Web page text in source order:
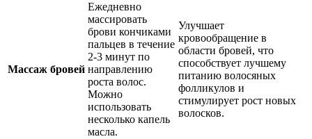
Массаж бровей
Ежедневно
массировать
брови кончиками
пальцев в течение
2-3 минут по
направлению
роста волос.
Можно
использовать
несколько капель
масла.
Улучшает
кровообращение в
области бровей, что
способствует лучшему
питанию волосяных
фолликулов и
стимулирует рост новых
волосков.